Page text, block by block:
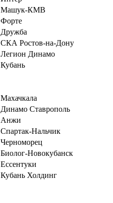
Машук-КМВ
Форте
Дружба
СКА Ростов-на-Дону
Легион Динамо
Кубань
Махачкала
Динамо Ставрополь
Анжи
Спартак-Нальчик
Черноморец
Биолог-Новокубанск
Ессентуки
Кубань Холдинг